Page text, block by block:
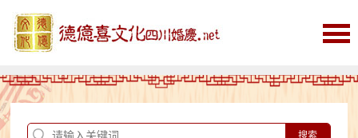
首页
婚庆
婚庆酒店